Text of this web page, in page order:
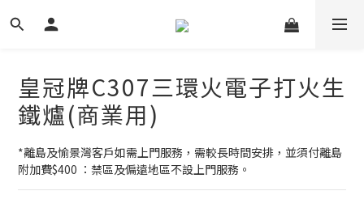
皇冠牌C307三環火電子打火生
鐵爐(商業用)
*離島及愉景灣客戶如需上門服務，需較長時間安排，並須付離島
附加費$400 ：禁區及偏遠地區不設上門服務。